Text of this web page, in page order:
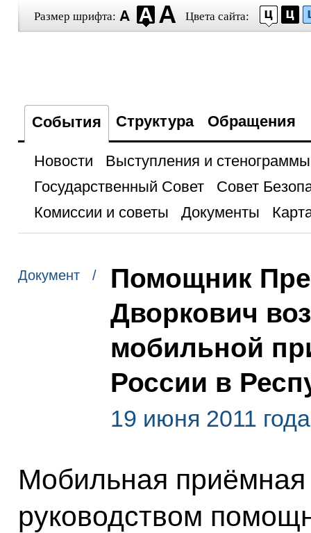
Размер шрифта: Цвета сайта:
События Структура Обращения
Новости
Выступления и стенограммы
Государственный Совет
Совет
Комиссии и советы
Документы
Документ /
Помощник
Дворкович
мобильной
России в
19 июня 2011
Мобильная
руководством